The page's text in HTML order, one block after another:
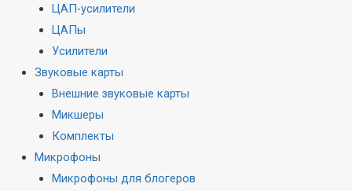
ЦАП-усилители
ЦАПы
Усилители
Звуковые карты
Внешние звуковые карты
Микшеры
Комплекты
Микрофоны
Микрофоны для блогеров